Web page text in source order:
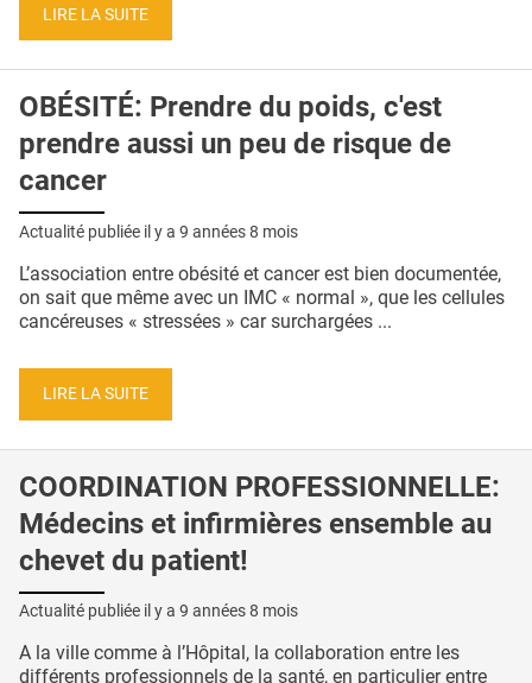
CONTACT
LIRE LA SUITE
OBÉSITÉ: Prendre du poids, c'est
prendre aussi un peu de risque de
cancer
Actualité publiée il y a 9 années 8 mois
L’association entre obésité et cancer est bien documentée,
on sait que même avec un IMC « normal », que les cellules
cancéreuses « stressées » car surchargées ...
LIRE LA SUITE
COORDINATION PROFESSIONNELLE:
Médecins et infirmières ensemble au
chevet du patient!
Actualité publiée il y a 9 années 8 mois
A la ville comme à l’Hôpital, la collaboration entre les
différents professionnels de la santé, en particulier entre